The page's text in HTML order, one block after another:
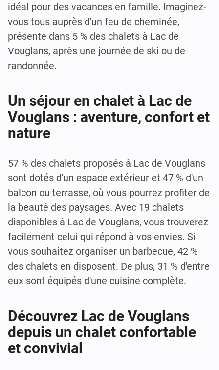
idéal pour des vacances en famille. Imaginez-
vous tous auprès d'un feu de cheminée,
présente dans 5 % des chalets à Lac de
Vouglans, après une journée de ski ou de
randonnée.
Un séjour en chalet à Lac de
Vouglans : aventure, confort et
nature
57 % des chalets proposés à Lac de Vouglans
sont dotés d'un espace extérieur et 47 % d'un
balcon ou terrasse, où vous pourrez profiter de
la beauté des paysages. Avec 19 chalets
disponibles à Lac de Vouglans, vous trouverez
facilement celui qui répond à vos envies. Si
vous souhaitez organiser un barbecue, 42 %
des chalets en disposent. De plus, 31 % d'entre
eux sont équipés d'une cuisine complète.
Découvrez Lac de Vouglans
depuis un chalet confortable
et convivial